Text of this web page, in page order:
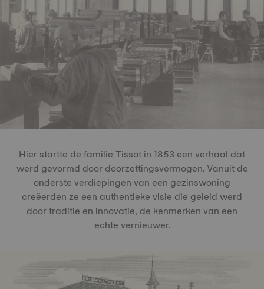
Hier startte de familie Tissot in 1853 een verhaal dat
werd gevormd door doorzettingsvermogen. Vanuit de
onderste verdiepingen van een gezinswoning
creëerden ze een authentieke visie die geleid werd
door traditie en innovatie, de kenmerken van een
echte vernieuwer.